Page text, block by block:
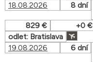
18.08.2026
8 dní
829 €
+0 €
odlet: Bratislava
19.08.2026
6 dní